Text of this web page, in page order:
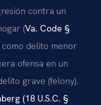
contra un
(Va. Code §
delito menor
ofensa en un
grave (felony).
(18 U.S.C. §